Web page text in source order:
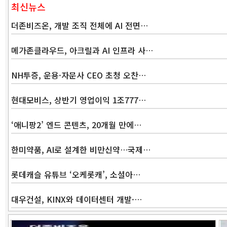
최신뉴스
더존비즈온, 개발 조직 전체에 AI 전면…
메가존클라우드, 아크릴과 AI 인프라 사…
NH투증, 운용·자문사 CEO 초청 오찬…
현대모비스, 상반기 영업이익 1조777…
‘애니팡2’ 엔드 콘텐츠, 20개월 만에…
한미약품, AI로 설계한 비만신약…국제…
롯데캐슬 유튜브 ‘오케롯캐’, 소셜아…
대우건설, KINX와 데이터센터 개발·…